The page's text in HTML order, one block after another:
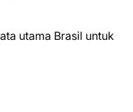
utama Brasil untuk